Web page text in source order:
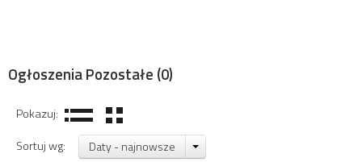
Ogłoszenia Pozostałe (0)
Pokazuj:
Sortuj wg:
Daty - najnowsze